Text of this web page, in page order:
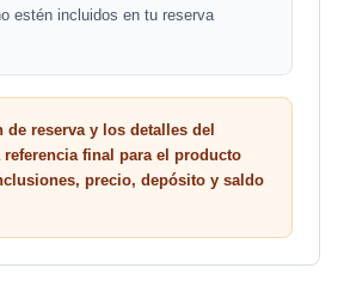
estén incluidos en tu reserva
reserva y los detalles del
final para el producto
precio, depósito y saldo